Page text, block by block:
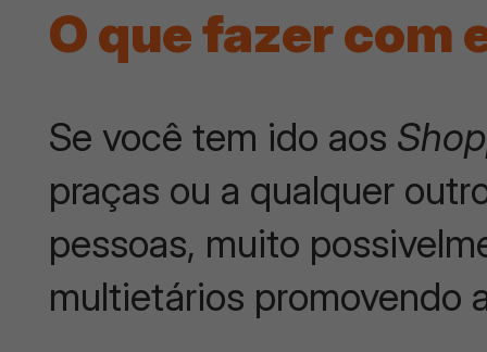
O que fazer com
Se você tem ido aos
praças ou a qualquer
pessoas, muito
multietários promovendo